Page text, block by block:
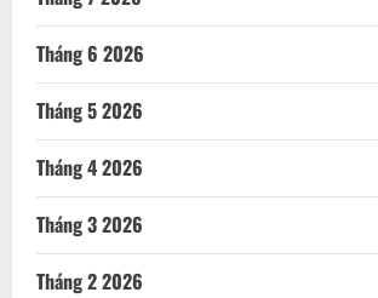
Tháng 6 2026
Tháng 5 2026
Tháng 4 2026
Tháng 3 2026
Tháng 2 2026